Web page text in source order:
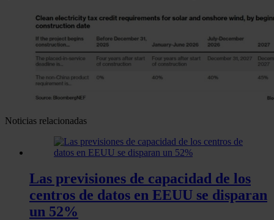
Noticias relacionadas
Las previsiones de capacidad de los
centros de datos en EEUU se disparan
un 52%